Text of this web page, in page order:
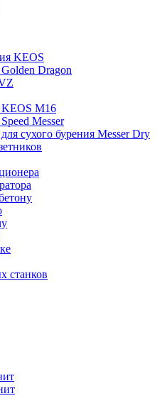
KEOS
Dragon
M16
Messer
сухого бурения Messer Dry
станков